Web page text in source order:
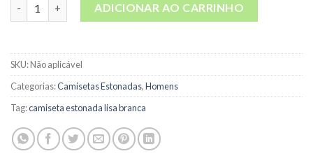
ADICIONAR AO CARRINHO
SKU:Não aplicável
Categorias:Camisetas Estonadas,Homens
Tag:camiseta estonada lisa branca